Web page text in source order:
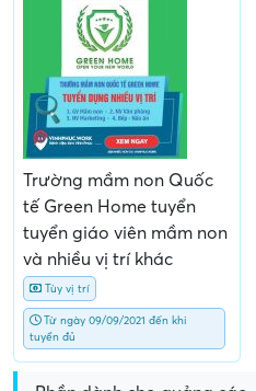
Trường mầm non Quốc
tế Green Home tuyển
tuyển giáo viên mầm non
và nhiều vị trí khác
Tùy vị trí
Từ ngày 09/09/2021 đến khi
tuyển đủ